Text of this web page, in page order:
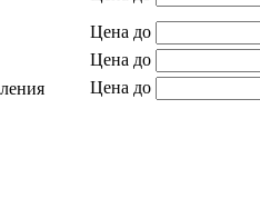
Цена до
Цена до
Цена до